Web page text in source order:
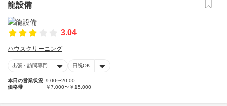
龍設備
3.04
ハウスクリーニング
出張・訪問専門 日祝OK
本日の営業状況 9:00〜20:00
価格帯
￥7,000〜￥15,000